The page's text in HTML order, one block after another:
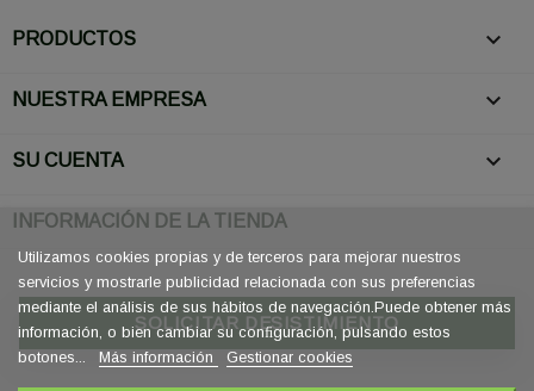
PRODUCTOS 
NUESTRA EMPRESA 
SU CUENTA 
INFORMACIÓN DE LA TIENDA
SOLICITAR DESISTIMIENTO
Utilizamos cookies propias y de terceros para mejorar nuestros
servicios y mostrarle publicidad relacionada con sus preferencias
mediante el análisis de sus hábitos de navegación.Puede obtener más
información, o bien cambiar su conﬁguración, pulsando estos
botones...
Más información Gestionar cookies